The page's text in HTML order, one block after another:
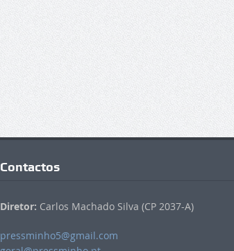
Contactos
Diretor: Carlos Machado Silva (CP 2037-A)
pressminho5@gmail.com